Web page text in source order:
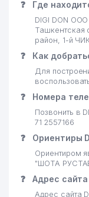
АВДЕТ
24
25 OCEAN-
26
FAYSEL
27
28
KATTA
❓ Где
DIGI DON ООО
район, 1-й
❓ Как
Для
❓ Номера
Позвонить в
71 2557166
❓ Ориентиры
Ориентиром
"ШОТА
❓ Адрес
Адрес сайта